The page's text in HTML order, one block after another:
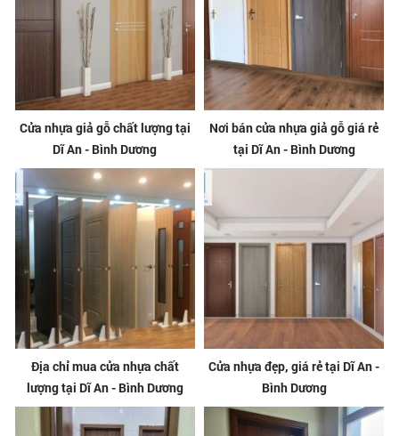
Cửa nhựa giả gỗ chất lượng tại
Dĩ An - Bình Dương
Nơi bán cửa nhựa giả gỗ giá rẻ
tại Dĩ An - Bình Dương
Địa chỉ mua cửa nhựa chất
lượng tại Dĩ An - Bình Dương
Cửa nhựa đẹp, giá rẻ tại Dĩ An -
Bình Dương